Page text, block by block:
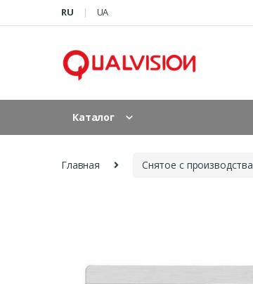
Skip to navigation
Skip to contentRU UA
Каталог
Главная Снятое с производства